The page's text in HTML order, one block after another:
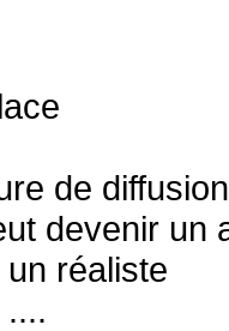
de diffusion
devenir un
réaliste